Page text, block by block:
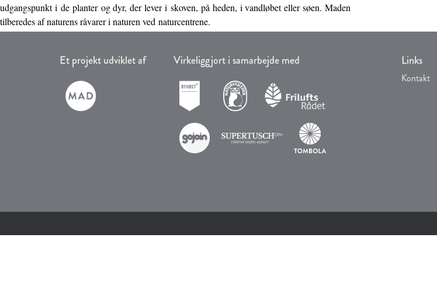
udgangspunkt i de planter og dyr, der lever i skoven, på heden, i vandløbet eller søen. Maden
tilberedes af naturens råvarer i naturen ved naturcentrene.
Et projekt udviklet af Virkeliggjort i samarbejde med Links
Kontakt